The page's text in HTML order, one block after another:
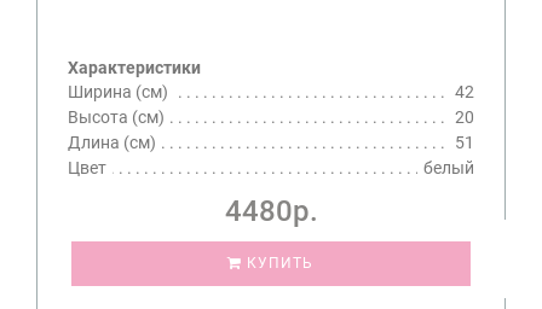
Характеристики
Ширина (см)
42
Высота (см)
20
Длина (см)
51
Цвет
белый
4480р.
КУПИТЬ